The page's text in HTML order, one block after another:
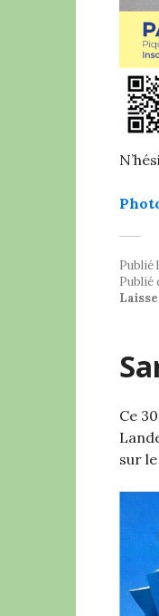
Publié
Publié
Ce
sur